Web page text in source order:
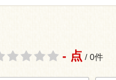
- 点 / 0件